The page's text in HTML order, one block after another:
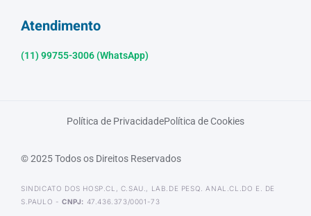
Atendimento
(11) 99755-3006 (WhatsApp)
Política de PrivacidadePolítica de Cookies
© 2025 Todos os Direitos Reservados
SINDICATO DOS HOSP.CL, C.SAU., LAB.DE PESQ. ANAL.CL.DO E. DE
S.PAULO - CNPJ: 47.436.373/0001-73